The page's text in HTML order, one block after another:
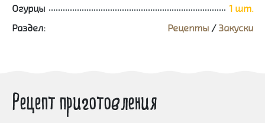
Огурцы
1 шт.
Раздел:
Рецепты / Закуски
Рецепт приготовления